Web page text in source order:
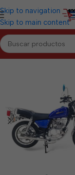
Skip to navigation
Skip to main content
Inicio/LA HABANA/